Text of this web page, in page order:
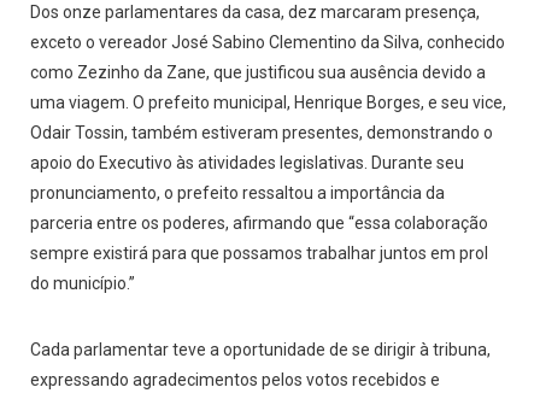
Dos onze parlamentares da casa, dez marcaram presença,
exceto o vereador José Sabino Clementino da Silva, conhecido
como Zezinho da Zane, que justificou sua ausência devido a
uma viagem. O prefeito municipal, Henrique Borges, e seu vice,
Odair Tossin, também estiveram presentes, demonstrando o
apoio do Executivo às atividades legislativas. Durante seu
pronunciamento, o prefeito ressaltou a importância da
parceria entre os poderes, afirmando que “essa colaboração
sempre existirá para que possamos trabalhar juntos em prol
do município.”
Cada parlamentar teve a oportunidade de se dirigir à tribuna,
expressando agradecimentos pelos votos recebidos e